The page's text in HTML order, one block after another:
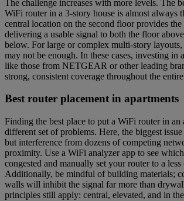
The challenge increases with more levels. The
WiFi router in a 3-story house is almost always
central location on the second floor provides the
delivering a usable signal to both the floor
below. For large or complex multi-story
may not be enough. In these cases, investing in
like those from NETGEAR or other leading
strong, consistent coverage throughout the
Best router placement in apartments
Finding the best place to put a WiFi router in an
different set of problems. Here, the biggest
but interference from dozens of competing
proximity. Use a WiFi analyzer app to see
congested and manually set your router to a
Additionally, be mindful of building materials;
walls will inhibit the signal far more than
principles still apply: central, elevated, and in